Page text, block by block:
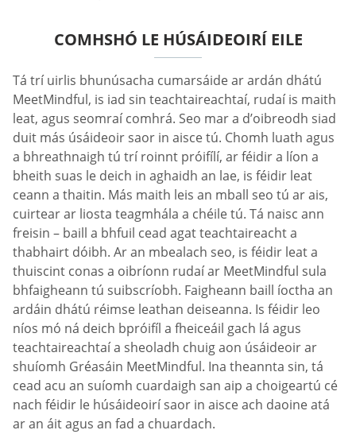
COMHSHÓ LE HÚSÁIDEOIRÍ EILE
Tá trí uirlis bhunúsacha cumarsáide ar ardán dhátú
MeetMindful, is iad sin teachtaireachtaí, rudaí is maith
leat, agus seomraí comhrá. Seo mar a d’oibreodh siad
duit más úsáideoir saor in aisce tú. Chomh luath agus
a bhreathnaigh tú trí roinnt próifílí, ar féidir a líon a
bheith suas le deich in aghaidh an lae, is féidir leat
ceann a thaitin. Más maith leis an mball seo tú ar ais,
cuirtear ar liosta teagmhála a chéile tú. Tá naisc ann
freisin – baill a bhfuil cead agat teachtaireacht a
thabhairt dóibh. Ar an mbealach seo, is féidir leat a
thuiscint conas a oibríonn rudaí ar MeetMindful sula
bhfaigheann tú suibscríobh. Faigheann baill íoctha an
ardáin dhátú réimse leathan deiseanna. Is féidir leo
níos mó ná deich bpróifíl a fheiceáil gach lá agus
teachtaireachtaí a sheoladh chuig aon úsáideoir ar
shuíomh Gréasáin MeetMindful. Ina theannta sin, tá
cead acu an suíomh cuardaigh san aip a choigeartú cé
nach féidir le húsáideoirí saor in aisce ach daoine atá
ar an áit agus an fad a chuardach.